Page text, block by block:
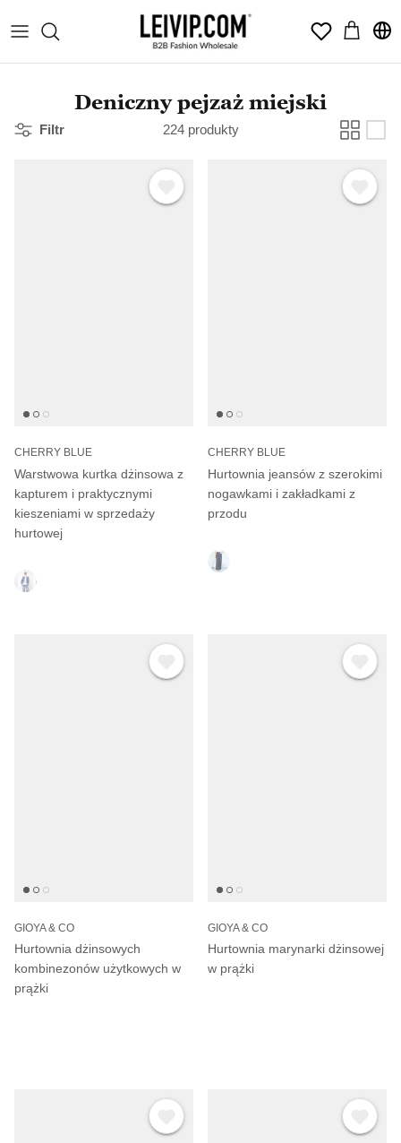
do
Wishlist
Deniczny pejzaż miejski
Filtr 224 produkty
CHERRY BLUE
Warstwowa kurtka dżinsowa z
kapturem i praktycznymi
kieszeniami w sprzedaży
hurtowej
CHERRY BLUE
Hurtownia jeansów z szerokimi
nogawkami i zakładkami z
przodu
GIOYA & CO
Hurtownia dżinsowych
kombinezonów użytkowych w
prążki
GIOYA & CO
Hurtownia marynarki dżinsowej
w prążki